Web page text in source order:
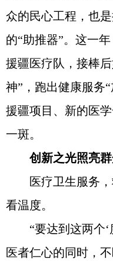
众的民心工程，也
的“助推器”。这一
援疆医疗队，接棒
神”，跑出健康服务
援疆项目、新的医
一斑。
创新之光照亮
医疗卫生服务
看温度。
“要达到这两个‘
医者仁心的同时，